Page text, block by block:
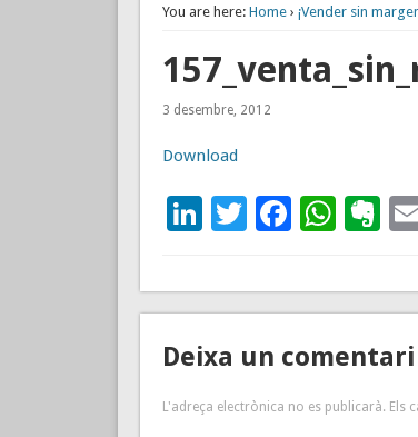
You are here: Home› ¡Vender sin
3 desembre, 2012
Download
LinkedIn
Twitter
Deixa un comentari
L'adreça electrònica no es publicarà. Els